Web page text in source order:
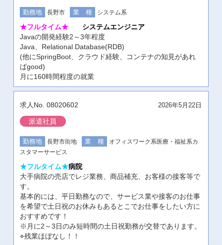
長野市 システム系
★フルタイム★
システムエンジニア
Javaの開発経験2～3年程度
Java、Relational Database(RDB)
(他にSpringBoot、クラウド経験、コンテナの知見があれ
ばgood)
月に160時間程度の就業
08020602
派遣社員
長野市街地 オフィスワーク系医療・福祉系カ
スタマーサービス
★フルタイム★病院
大手病院の売店でレジ業務、商品補充、お客様の接客等で
す。
基本的には、平日勤務なので、サービス業や接客のお仕事
を希望で土日祝のお休みもあるとこでお仕事をしたい方に
おすすめです！
※月に2～3日のみ短時間の土日祝勤務が交替であります。
⋄残業ほぼなし！！
2026年5月22日